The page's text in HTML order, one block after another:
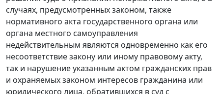
случаях, предусмотренных законом, также
нормативного акта государственного органа или
органа местного самоуправления
недействительным являются одновременно как его
несоответствие закону или иному правовому акту,
так и нарушение указанным актом гражданских прав
и охраняемых законом интересов гражданина или
юридического лица, обратившихся в суд с